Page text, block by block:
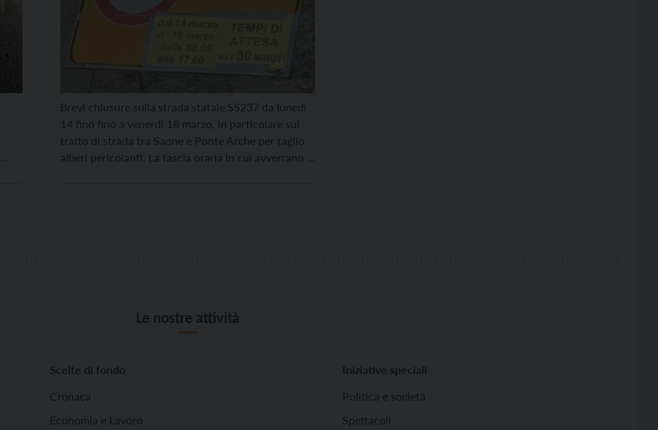
Brevi chiusure sulla strada statale SS237 da lunedì
14 fino fino a venerdì 18 marzo, in particolare sul
tratto di strada tra Saone e Ponte Arche per taglio
alberi pericolanti. La fascia oraria in cui avverrano i
Le nostre attività
Scelte di fondo
Cronaca
Economia e Lavoro
Iniziative speciali
Politica e società
Spettacoli